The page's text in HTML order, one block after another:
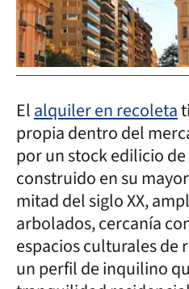
Elalquiler en recoleta
propia dentro del
por un stock edilicio
construido en su
mitad del siglo XX,
arbolados, cercanía
espacios culturales de
un perfil de inquilino